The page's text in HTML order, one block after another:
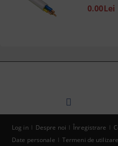
0.00Lei
Log in Despre noi Înregistrare
Date personale
Termeni de utilizare